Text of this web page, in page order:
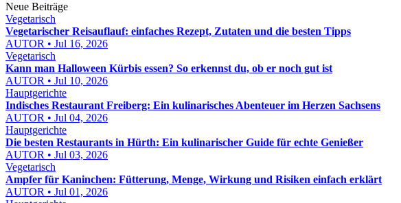
Neue Beiträge
Vegetarisch
Vegetarischer Reisauflauf: einfaches Rezept, Zutaten und die besten Tipps
AUTOR • Jul 16, 2026
Vegetarisch
Kann man Halloween Kürbis essen? So erkennst du, ob er noch gut ist
AUTOR • Jul 10, 2026
Hauptgerichte
Indisches Restaurant Freiberg: Ein kulinarisches Abenteuer im Herzen Sachsens
AUTOR • Jul 04, 2026
Hauptgerichte
Die besten Restaurants in Hürth: Ein kulinarischer Guide für echte Genießer
AUTOR • Jul 03, 2026
Vegetarisch
Ampfer für Kaninchen: Fütterung, Menge, Wirkung und Risiken einfach erklärt
AUTOR • Jul 01, 2026